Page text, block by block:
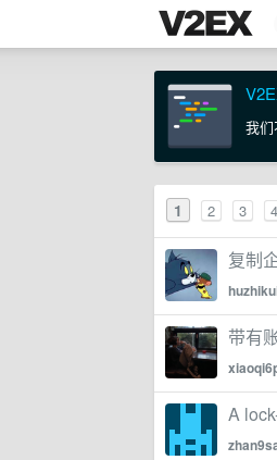
我们
1 2 3 4
复制
带有
A